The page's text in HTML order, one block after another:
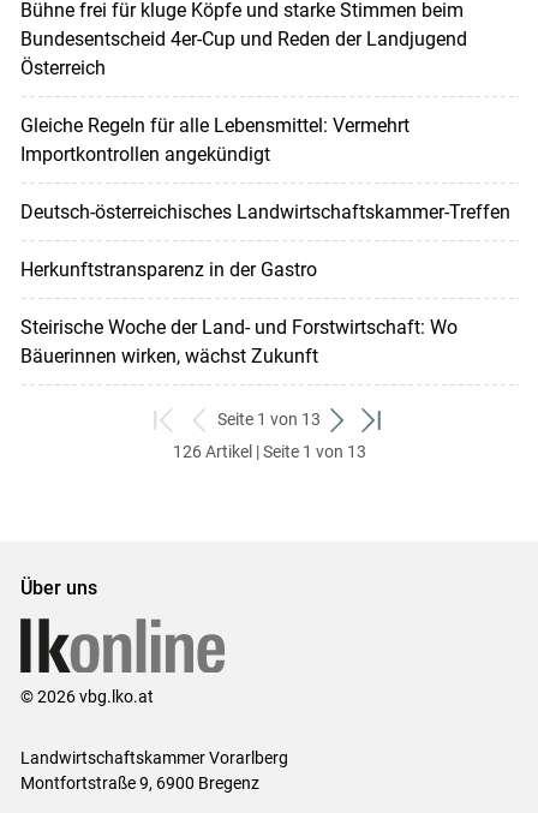
Bühne frei für kluge Köpfe und starke Stimmen beim
Bundesentscheid 4er-Cup und Reden der Landjugend
Österreich
Gleiche Regeln für alle Lebensmittel: Vermehrt
Importkontrollen angekündigt
Deutsch-österreichisches Landwirtschaftskammer-Treffen
Herkunftstransparenz in der Gastro
Steirische Woche der Land- und Forstwirtschaft: Wo
Bäuerinnen wirken, wächst Zukunft
zum
ersten
zurück
zum
Seite 1 von 13
weiter
zum
zum
126 Artikel | Seite 1 von 13
Über uns
© 2026 vbg.lko.at
Landwirtschaftskammer Vorarlberg
Montfortstraße 9, 6900 Bregenz